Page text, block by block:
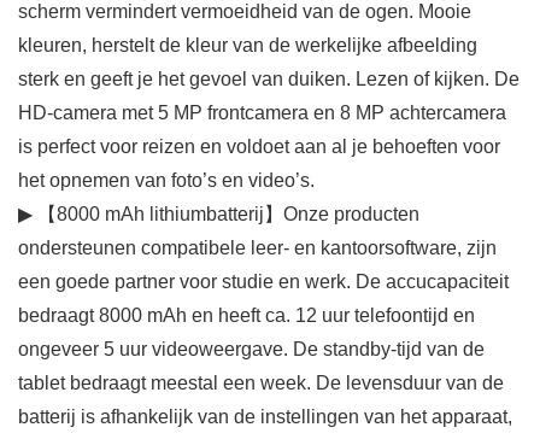
scherm vermindert vermoeidheid van de ogen. Mooie
kleuren, herstelt de kleur van de werkelijke afbeelding
sterk en geeft je het gevoel van duiken. Lezen of kijken. De
HD-camera met 5 MP frontcamera en 8 MP achtercamera
is perfect voor reizen en voldoet aan al je behoeften voor
het opnemen van foto’s en video’s.
▶ 【8000 mAh lithiumbatterij】Onze producten
ondersteunen compatibele leer- en kantoorsoftware, zijn
een goede partner voor studie en werk. De accucapaciteit
bedraagt 8000 mAh en heeft ca. 12 uur telefoontijd en
ongeveer 5 uur videoweergave. De standby-tijd van de
tablet bedraagt meestal een week. De levensduur van de
batterij is afhankelijk van de instellingen van het apparaat,